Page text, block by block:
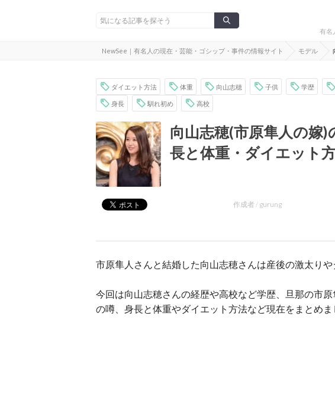
有名
NewSee｜有名人の現在・芸能・ゴシップ・事件の情報サイト モデル
ダイエット方法 体重 向山志穂 子供 学歴
身長 馴れ初め 高校
向山志穂(市原隼人の嫁
長と体重・ダイエット
作成者 / gurung
市原隼人さんと結婚した向山志穂さんは産後の激太りや
今回は向山志穂さんの経歴や高校など学歴、旦那の市
の噂、身長と体重やダイエット方法など現在をまとめま